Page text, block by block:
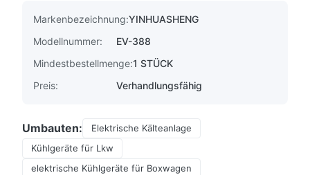
Markenbezeichnung:YINHUASHENG
Modellnummer:
EV-388
Mindestbestellmenge:1 STÜCK
Preis:
Verhandlungsfähig
Umbauten:
Elektrische Kälteanlage
Kühlgeräte für Lkw
elektrische Kühlgeräte für Boxwagen